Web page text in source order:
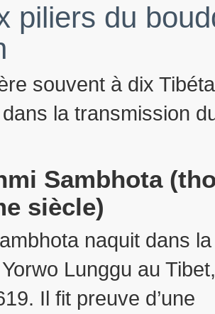
piliers du
souvent à dix
la transmission
Sambhota
siècle)
naquit dans la
Lunggu au Tibet,
Il fit preuve d’une